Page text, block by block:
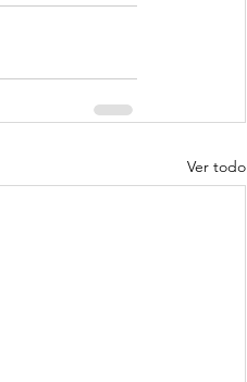
Ver todo